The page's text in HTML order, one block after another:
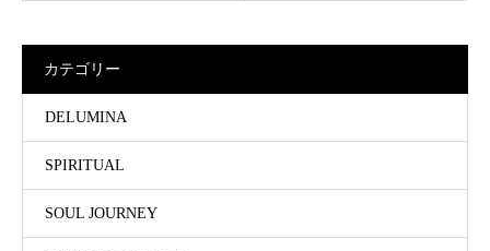
カテゴリー
DELUMINA
SPIRITUAL
SOUL JOURNEY